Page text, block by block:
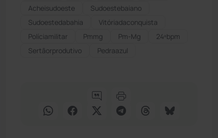
Acheisudoeste
Sudoestebaiano
Sudoestedabahia
Vitóriadaconquista
Políciamilitar
Pmmg Pm-Mg
24ºbpm
Sertãorprodutivo
Pedraazul